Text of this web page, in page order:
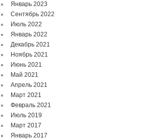
Январь 2023
Сентябрь 2022
Июль 2022
Январь 2022
Декабрь 2021
Ноябрь 2021
Июнь 2021
Май 2021
Апрель 2021
Март 2021
Февраль 2021
Июль 2019
Март 2017
Январь 2017